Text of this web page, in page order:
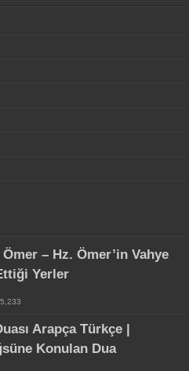
Ömer – Hz. Ömer’in Vahye
Yerler
5,233
Arapça Türkçe |
Konulan Dua